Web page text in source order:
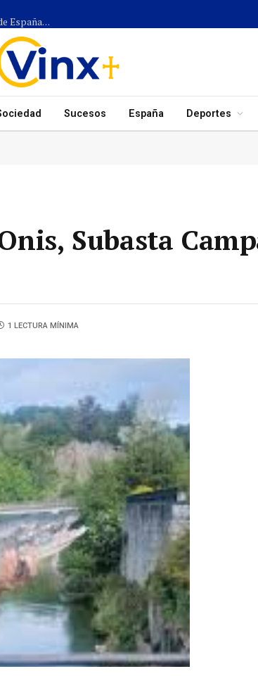
Más de 1.300 efectivos participarán en el dispositivo coordinado entre el Gobierno de España, el Principado de Asturias y los ayuntamientos para el eclipse del 12 de agosto
Sucesos España Deportes
Subasta
1 LECTURA MÍNIMA